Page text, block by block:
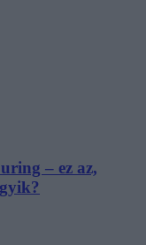
– ez az,